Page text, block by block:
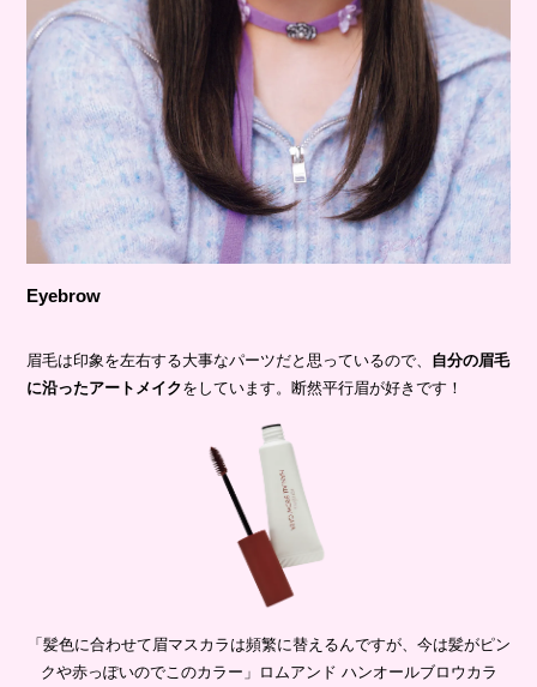
Eyebrow
眉毛は印象を左右する大事なパーツだと思っているので、 自分の眉毛
に沿ったアートメイクをしています。断然平行眉が好きです！
「髪色に合わせて眉マスカラは頻繁に替えるんですが、今は髪がピン
クや赤っぽいのでこのカラー」ロムアンド ハンオールブロウカラ